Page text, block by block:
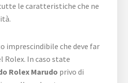
le caratteristiche che ne
imprescindibile che deve far
Rolex. In caso state
Rolex Marudo privo di